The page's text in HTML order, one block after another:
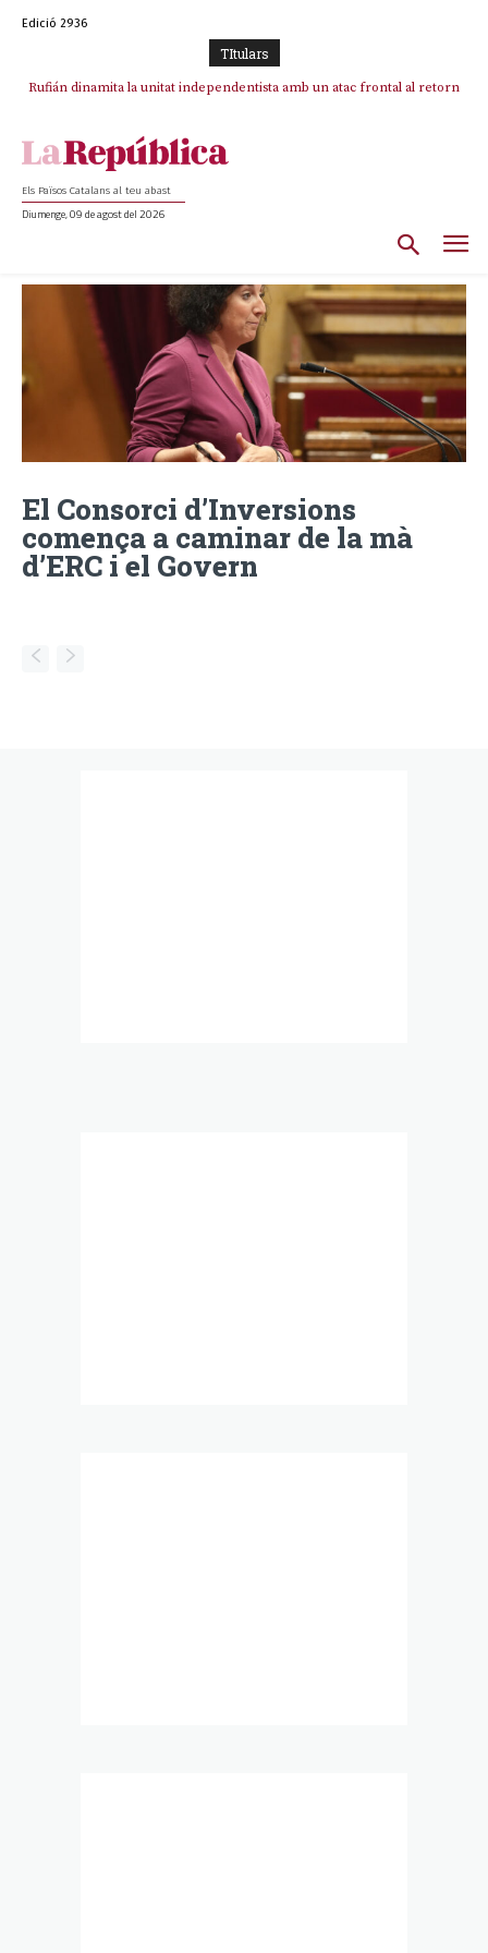
Edició 2936
TItulars
Rufián dinamita la unitat independentista amb un atac frontal al retorn
Els Països Catalans al teu abast
Diumenge, 09 de agost del 2026
El Consorci d’Inversions
comença a caminar de la mà
d’ERC i el Govern